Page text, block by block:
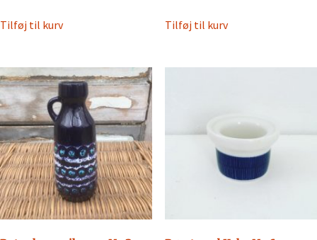
pris
Tilføj til kurv Tilføj til kurv